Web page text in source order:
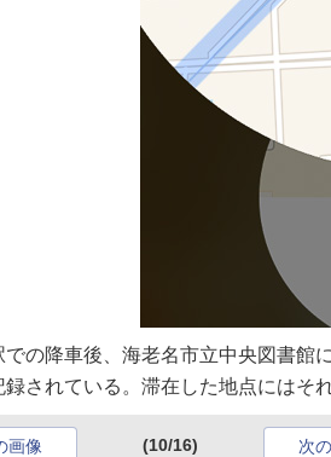
での降車後、海老名市立中央図書館
録されている。滞在した地点にはそ
画像 (10/16) 次